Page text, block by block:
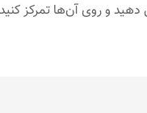
و روی آن‌ها تمرکز